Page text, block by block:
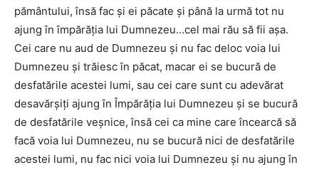
pământului, însă fac şi ei păcate şi până la urmă tot nu
ajung în împărăţia lui Dumnezeu…cel mai rău să fii aşa.
Cei care nu aud de Dumnezeu şi nu fac deloc voia lui
Dumnezeu şi trăiesc în păcat, macar ei se bucură de
desfatările acestei lumi, sau cei care sunt cu adevărat
desavărşiţi ajung în Împărăţia lui Dumnezeu şi se bucură
de desfatările veşnice, însă cei ca mine care încearcă să
facă voia lui Dumnezeu, nu se bucură nici de desfatările
acestei lumi, nu fac nici voia lui Dumnezeu şi nu ajung în